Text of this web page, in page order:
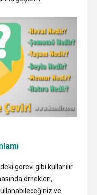
görevi gibi kullanılır.
örnekleri,
ve